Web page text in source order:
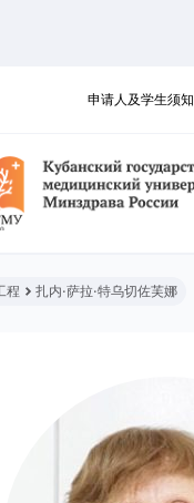
申请人及学生须知
程 扎内·萨拉·特乌切佐芙娜